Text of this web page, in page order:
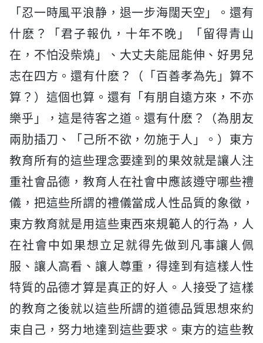
「忍一時風平浪静，退一步海闊天空」。還有
什麽？「君子報仇，十年不晚」「留得青山
在，不怕没柴燒」、大丈夫能屈能伸、好男兒
志在四方。還有什麽？（「百善孝為先」算不
算？）這個也算。還有「有朋自遠方來，不亦
樂乎」，這是待客之道。還有什麽？（為朋友
兩肋插刀、「己所不欲，勿施于人」。）東方
教育所有的這些理念要達到的果效就是讓人注
重社會品德，教育人在社會中應該遵守哪些禮
儀，把這些所謂的禮儀當成人性品質的象徵，
東方教育就是用這些東西來規範人的行為，人
在社會中如果想立足就得先做到凡事讓人佩
服、讓人高看、讓人尊重，得達到有這樣人性
特質的品德才算是真正的好人。人接受了這樣
的教育之後就以這些所謂的道德品質思想來約
束自己，努力地達到這些要求。東方的這些教